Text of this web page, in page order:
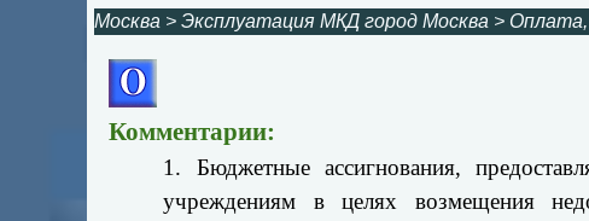
Москва >Эксплуатация МКД город Москва >
Комментарии:
1. Бюджетные ассигнования,
учреждениям в целях возмещения